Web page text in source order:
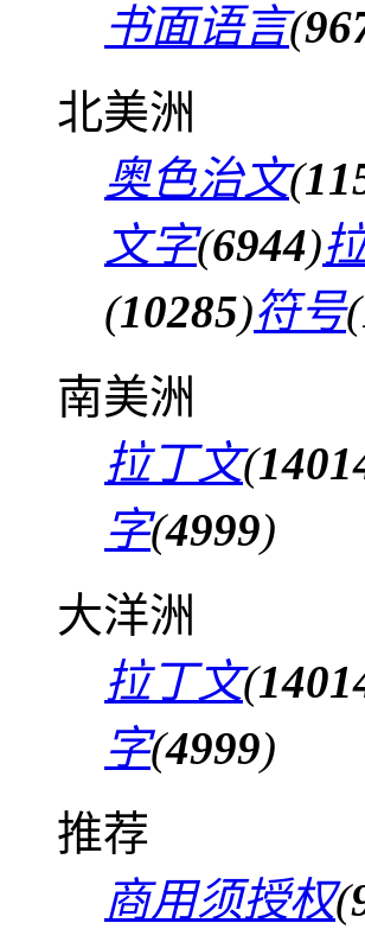
书面语言(
北美洲
奥色治文(
文字(6944)
(10285)符号(
南美洲
拉丁文(
字(4999)
大洋洲
拉丁文(
字(4999)
推荐
商用须授权(